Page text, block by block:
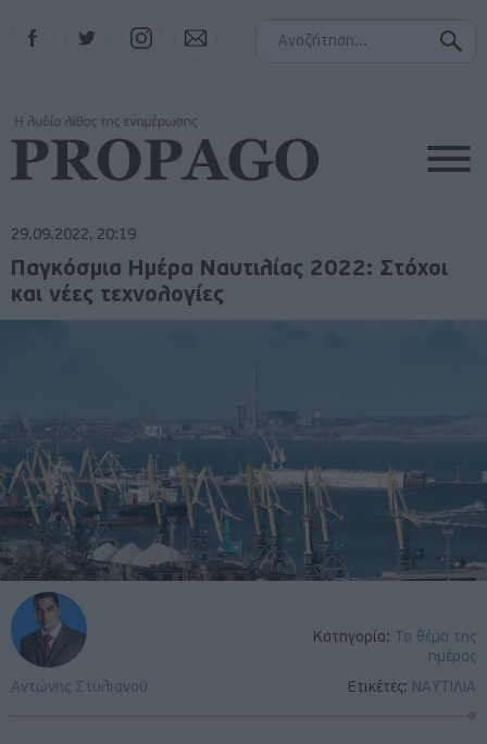
Instagram
29.09.2022, 20:19
Κατηγορία: Το θέμα της
ημέρας
Ετικέτες: ΝΑΥΤΙΛΙΑ
Αντώνης Στυλιανού
Παγκόσμια Ημέρα Ναυτιλίας 2022: Στόχοι
και νέες τεχνολογίες